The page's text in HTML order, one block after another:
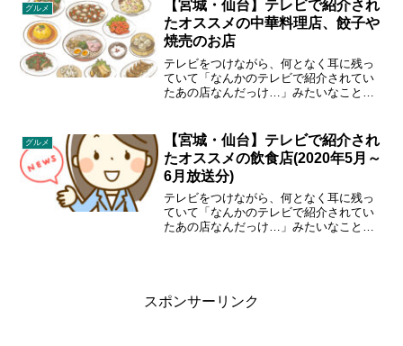
フェをまとめてみました。
グルメ
【宮城・仙台】テレビで紹介され
たオススメの中華料理店、餃子や
焼売のお店
テレビをつけながら、何となく耳に残っ
ていて「なんかのテレビで紹介されてい
たあの店なんだっけ…」みたいなことあ
「OH!バンデス」で紹介された飲食店を
まとめてみました。
グルメ
【宮城・仙台】テレビで紹介され
たオススメの飲食店(2020年5月～
6月放送分)
テレビをつけながら、何となく耳に残っ
ていて「なんかのテレビで紹介されてい
たあの店なんだっけ…」みたいなことあ
スポンサーリンク